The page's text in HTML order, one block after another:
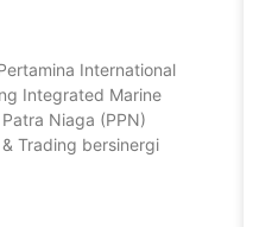
International
Integrated Marine
Niaga (PPN)
Trading bersinergi